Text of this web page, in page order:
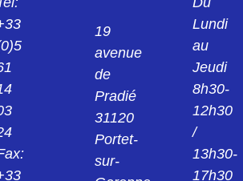
NOIR 2MM 24.0139-21
ROUGE 2MM 24.0139-22
NOIR 4MM 24.0142-21
19
avenue
de
Pradié
31120
Portet-
sur-
Lundi
au
Jeudi
8h30-
12h30
/
13h30-
17h30